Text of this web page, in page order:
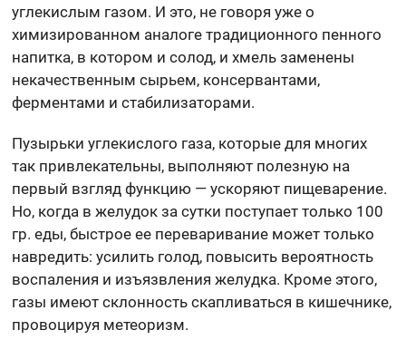
углекислым газом. И это, не говоря уже о
химизированном аналоге традиционного пенного
напитка, в котором и солод, и хмель заменены
некачественным сырьем, консервантами,
ферментами и стабилизаторами.
Пузырьки углекислого газа, которые для многих
так привлекательны, выполняют полезную на
первый взгляд функцию — ускоряют пищеварение.
Но, когда в желудок за сутки поступает только 100
гр. еды, быстрое ее переваривание может только
навредить: усилить голод, повысить вероятность
воспаления и изъязвления желудка. Кроме этого,
газы имеют склонность скапливаться в кишечнике,
провоцируя метеоризм.